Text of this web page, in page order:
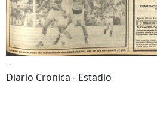
-
Diario Cronica - Estadio